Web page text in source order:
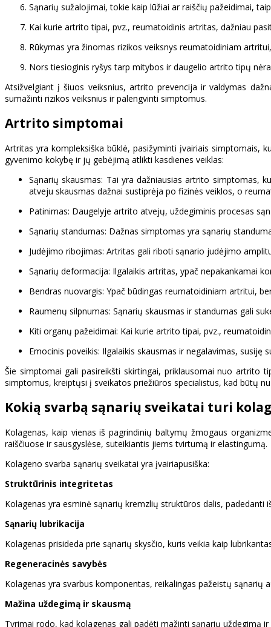
Sąnarių sužalojimai, tokie kaip lūžiai ar raiščių pažeidimai,
Kai kurie artrito tipai, pvz., reumatoidinis artritas, dažniau
Rūkymas yra žinomas rizikos veiksnys reumatoidiniam
Nors tiesioginis ryšys tarp mitybos ir daugelio artrito tipų
Atsižvelgiant į šiuos veiksnius, artrito prevencija ir valdymas
sumažinti rizikos veiksnius ir palengvinti simptomus.
Artrito simptomai
Artritas yra kompleksiška būklė, pasižyminti įvairiais simptomais,
gyvenimo kokybę ir jų gebėjimą atlikti kasdienes veiklas:
Sąnarių skausmas: Tai yra dažniausias artrito simptomas,
atveju skausmas dažnai sustiprėja po fizinės veiklos, o
Patinimas: Daugelyje artrito atvejų, uždegiminis procesas
Sąnarių standumas: Dažnas simptomas yra sąnarių
Judėjimo ribojimas: Artritas gali riboti sąnario judėjimo
Sąnarių deformacija: Ilgalaikis artritas, ypač nepakankamai
Bendras nuovargis: Ypač būdingas reumatoidiniam artritui,
Raumenų silpnumas: Sąnarių skausmas ir standumas gali
Kiti organų pažeidimai: Kai kurie artrito tipai, pvz.,
Emocinis poveikis: Ilgalaikis skausmas ir negalavimas,
Šie simptomai gali pasireikšti skirtingai, priklausomai nuo artrito
simptomus, kreiptųsi į sveikatos priežiūros specialistus, kad būtų
Kokią svarbą sąnarių sveikatai turi
Kolagenas, kaip vienas iš pagrindinių baltymų žmogaus
raiščiuose ir sausgyslėse, suteikiantis jiems tvirtumą ir elastingumą.
Kolageno svarba sąnarių sveikatai yra įvairiapusiška:
Struktūrinis integritetas
Kolagenas yra esminė sąnarių kremzlių struktūros dalis,
Sąnarių lubrikacija
Kolagenas prisideda prie sąnarių skysčio, kuris veikia kaip
Regeneracinės savybės
Kolagenas yra svarbus komponentas, reikalingas pažeistų sąnarių
Mažina uždegimą ir skausmą
Tyrimai rodo, kad kolagenas gali padėti mažinti sąnarių uždegimą